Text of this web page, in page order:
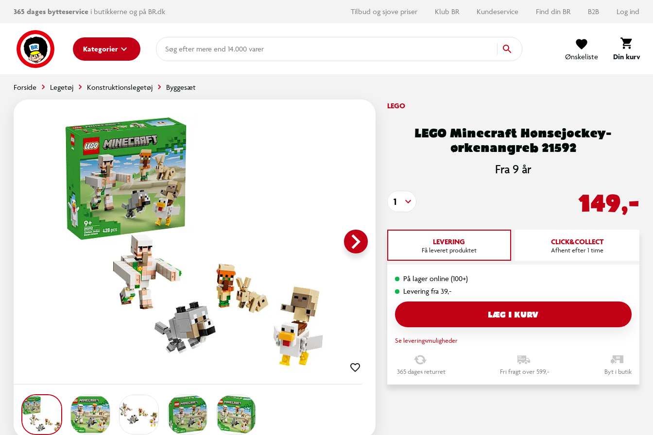
365 dages bytteservice i butikkerne og på BR.dk Tilbud og sjove priser Klub BR Kundeservice Find din BR B2B Log ind
Kategorier
mere end 14.000 varer
Ønskeliste
Din kurv
Forside Legetøj Konstruktionslegetøj Byggesæt
keyboard_arrow_right
LEGO
LEGO Minecraft Hønsejockey-
ørkenangreb 21592
Fra 9 år
149,-
1
LEVERING
Få leveret produktet
CLICK&COLLECT
Afhent efter 1 time
På lager online (100+)
Levering fra 39,-
LÆG I KURV
Se leveringsmuligheder
365 dages returret Fri fragt over 599,- Byt i butik